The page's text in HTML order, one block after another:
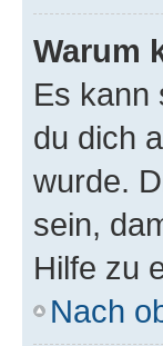
Warum
Es kann
du dich
wurde.
sein,
Hilfe zu
Nach